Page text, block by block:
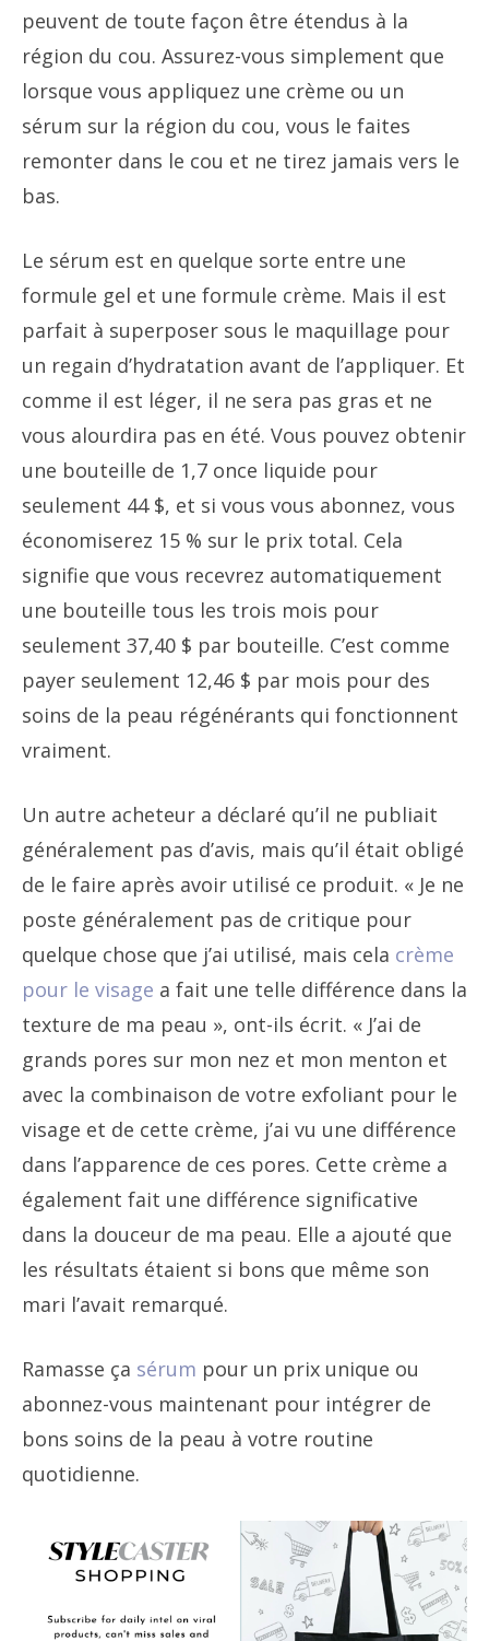
peuvent de toute façon être étendus à la
région du cou. Assurez-vous simplement que
lorsque vous appliquez une crème ou un
sérum sur la région du cou, vous le faites
remonter dans le cou et ne tirez jamais vers le
bas.
Le sérum est en quelque sorte entre une
formule gel et une formule crème. Mais il est
parfait à superposer sous le maquillage pour
un regain d’hydratation avant de l’appliquer. Et
comme il est léger, il ne sera pas gras et ne
vous alourdira pas en été. Vous pouvez obtenir
une bouteille de 1,7 once liquide pour
seulement 44 $, et si vous vous abonnez, vous
économiserez 15 % sur le prix total. Cela
signifie que vous recevrez automatiquement
une bouteille tous les trois mois pour
seulement 37,40 $ par bouteille. C’est comme
payer seulement 12,46 $ par mois pour des
soins de la peau régénérants qui fonctionnent
vraiment.
Un autre acheteur a déclaré qu’il ne publiait
généralement pas d’avis, mais qu’il était obligé
de le faire après avoir utilisé ce produit. « Je ne
poste généralement pas de critique pour
quelque chose que j’ai utilisé, mais cela crème
pour le visage a fait une telle différence dans la
texture de ma peau », ont-ils écrit. « J’ai de
grands pores sur mon nez et mon menton et
avec la combinaison de votre exfoliant pour le
visage et de cette crème, j’ai vu une différence
dans l’apparence de ces pores. Cette crème a
également fait une différence significative
dans la douceur de ma peau. Elle a ajouté que
les résultats étaient si bons que même son
mari l’avait remarqué.
Ramasse ça sérum pour un prix unique ou
abonnez-vous maintenant pour intégrer de
bons soins de la peau à votre routine
quotidienne.